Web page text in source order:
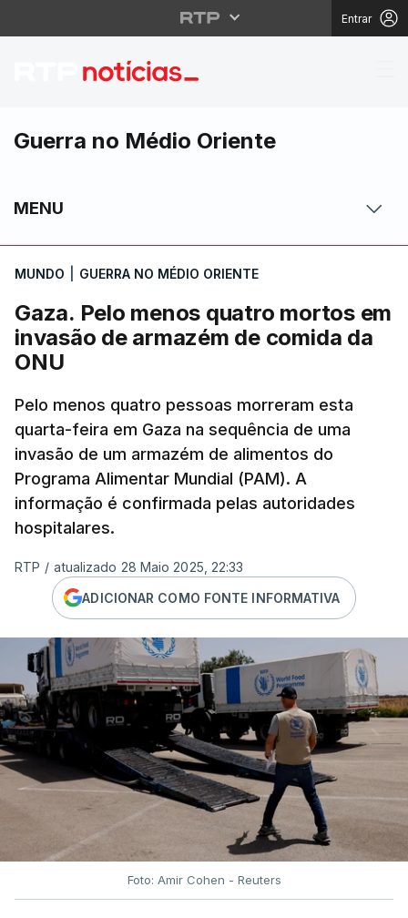
Entrar
Gaza. Pelo menos
Guerra no Médio Oriente
MENU
MUNDO GUERRA NO MÉDIO ORIENTE
Gaza. Pelo menos quatro mortos em
invasão de armazém de comida da
ONU
Pelo menos quatro pessoas morreram esta
quarta-feira em Gaza na sequência de uma
invasão de um armazém de alimentos do
Programa Alimentar Mundial (PAM). A
informação é confirmada pelas autoridades
hospitalares.
RTP / atualizado 28 Maio 2025, 22:33
ADICIONAR COMO FONTE INFORMATIVA
Foto: Amir Cohen - Reuters